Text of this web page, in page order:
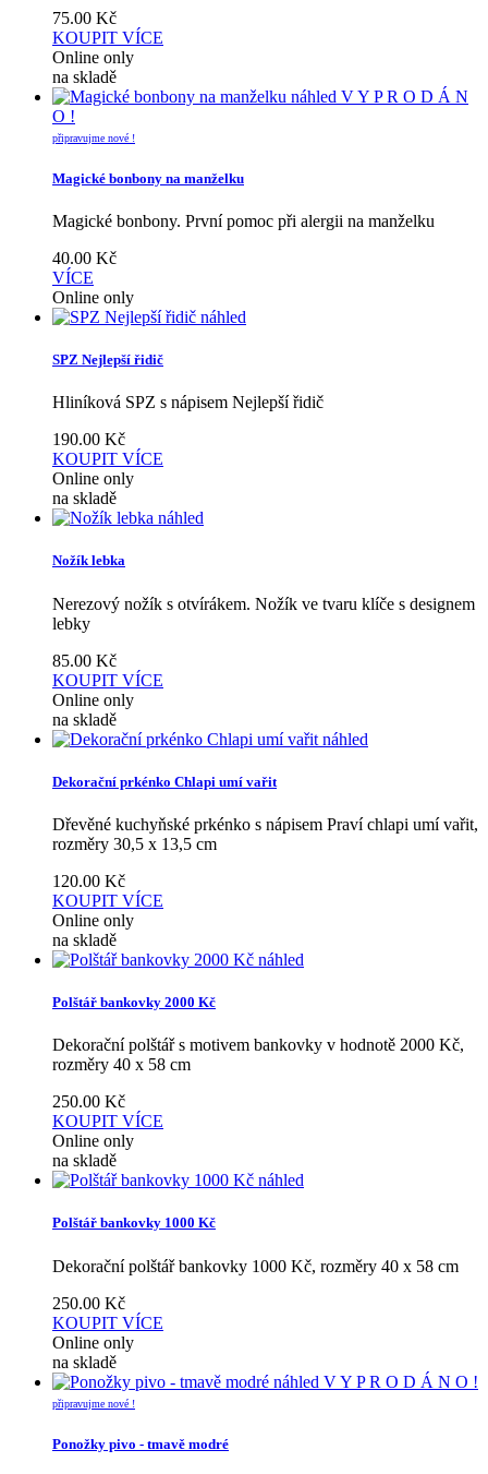
75.00 Kč
KOUPIT VÍCE
Online only
na skladě
náhled V Y P R O D Á N
O !
připravujme nové !
Magické bonbony na manželku
Magické bonbony. První pomoc při alergii na manželku
40.00 Kč
VÍCE
Online only
náhled
SPZ Nejlepší řidič
Hliníková SPZ s nápisem Nejlepší řidič
190.00 Kč
KOUPIT VÍCE
Online only
na skladě
náhled
Nožík lebka
Nerezový nožík s otvírákem. Nožík ve tvaru klíče s designem
lebky
85.00 Kč
KOUPIT VÍCE
Online only
na skladě
náhled
Dekorační prkénko Chlapi umí vařit
Dřevěné kuchyňské prkénko s nápisem Praví chlapi umí vařit,
rozměry 30,5 x 13,5 cm
120.00 Kč
KOUPIT VÍCE
Online only
na skladě
náhled
Polštář bankovky 2000 Kč
Dekorační polštář s motivem bankovky v hodnotě 2000 Kč,
rozměry 40 x 58 cm
250.00 Kč
KOUPIT VÍCE
Online only
na skladě
náhled
Polštář bankovky 1000 Kč
Dekorační polštář bankovky 1000 Kč, rozměry 40 x 58 cm
250.00 Kč
KOUPIT VÍCE
Online only
na skladě
náhled V Y P R O D Á N O !
připravujme nové !
Ponožky pivo - tmavě modré